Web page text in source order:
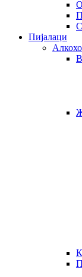
Пијалаци